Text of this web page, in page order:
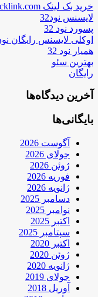
خرید بک لینک behtarinbacklink.com
لایسنس نود32
پسورد نود 32
اوکلی لایسنس رایگان نود
همیار نود 32
بهترین سئو
رایگان
آخرین دیدگاه‌ها
بایگانی‌ها
آگوست 2026
جولای 2026
ژوئن 2026
فوریه 2026
ژانویه 2026
دسامبر 2025
نوامبر 2025
اکتبر 2025
سپتامبر 2025
اکتبر 2020
ژوئن 2020
ژانویه 2020
جولای 2019
آوریل 2018